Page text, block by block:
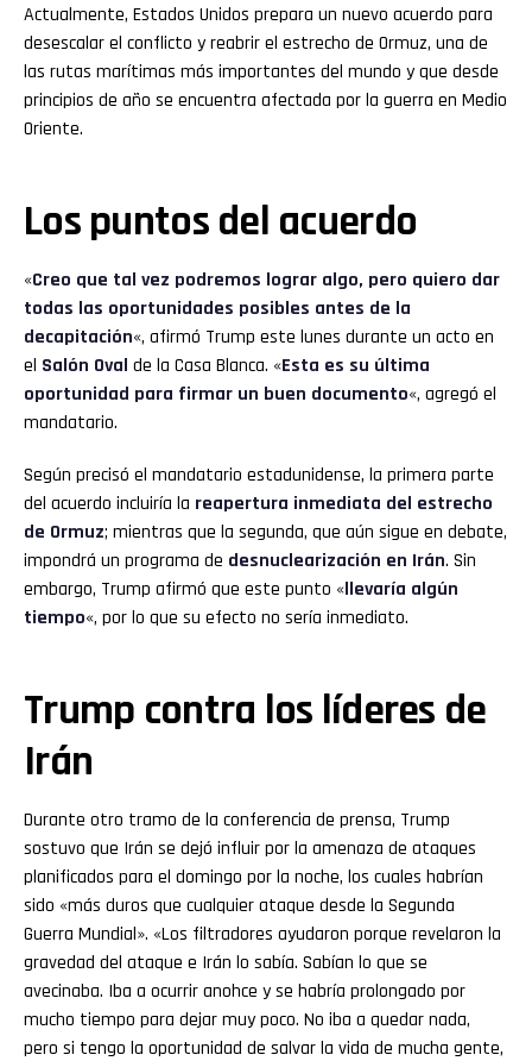
Actualmente, Estados Unidos prepara un nuevo acuerdo para
desescalar el conflicto y reabrir el estrecho de Ormuz, una de
las rutas marítimas más importantes del mundo y que desde
principios de año se encuentra afectada por la guerra en Medio
Oriente.
Los puntos del acuerdo
«Creo que tal vez podremos lograr algo, pero quiero dar
todas las oportunidades posibles antes de la
decapitación«, afirmó Trump este lunes durante un acto en
el Salón Oval de la Casa Blanca. «Esta es su última
oportunidad para firmar un buen documento«, agregó el
mandatario.
Según precisó el mandatario estadunidense, la primera parte
del acuerdo incluiría la reapertura inmediata del estrecho
de Ormuz; mientras que la segunda, que aún sigue en debate,
impondrá un programa de desnuclearización en Irán. Sin
embargo, Trump afirmó que este punto «llevaría algún
tiempo«, por lo que su efecto no sería inmediato.
Trump contra los líderes de
Irán
Durante otro tramo de la conferencia de prensa, Trump
sostuvo que Irán se dejó influir por la amenaza de ataques
planificados para el domingo por la noche, los cuales habrían
sido «más duros que cualquier ataque desde la Segunda
Guerra Mundial». «Los filtradores ayudaron porque revelaron la
gravedad del ataque e Irán lo sabía. Sabían lo que se
avecinaba. Iba a ocurrir anohce y se habría prolongado por
mucho tiempo para dejar muy poco. No iba a quedar nada,
pero si tengo la oportunidad de salvar la vida de mucha gente,